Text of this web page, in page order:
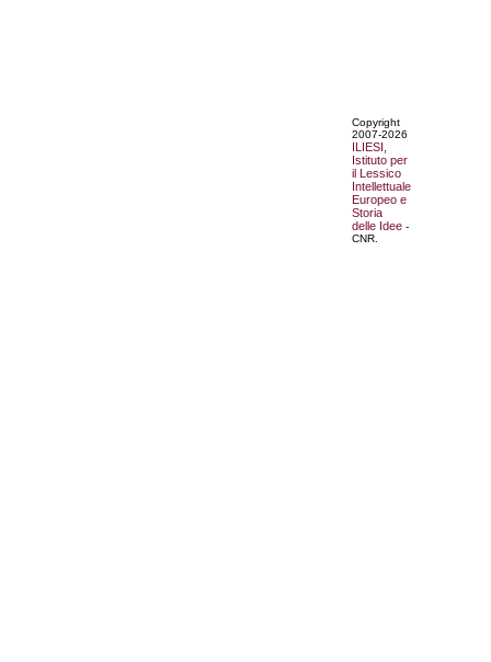
Copyright
2007-2026
ILIESI,
Istituto per
il Lessico
Intellettuale
Europeo e
Storia
delle Idee -
CNR.